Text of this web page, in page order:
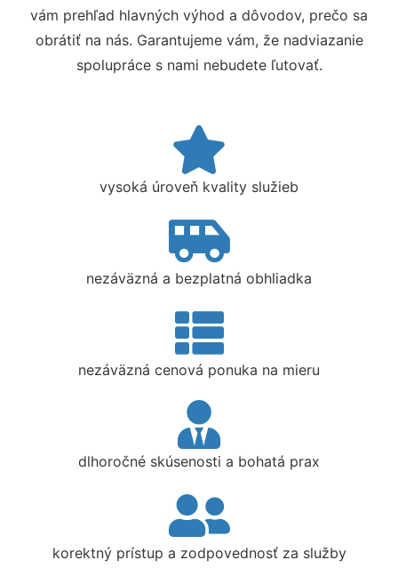
vám prehľad hlavných výhod a dôvodov, prečo sa
obrátiť na nás. Garantujeme vám, že nadviazanie
spolupráce s nami nebudete ľutovať.
vysoká úroveň kvality služieb
nezáväzná a bezplatná obhliadka
nezáväzná cenová ponuka na mieru
dlhoročné skúsenosti a bohatá prax
korektný prístup a zodpovednosť za služby